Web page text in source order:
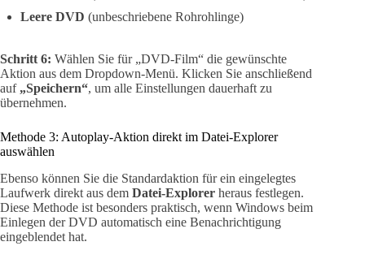
Leere DVD (unbeschriebene Rohrohlinge)
Schritt 6: Wählen Sie für „DVD-Film“ die gewünschte
Aktion aus dem Dropdown-Menü. Klicken Sie anschließend
auf „Speichern“, um alle Einstellungen dauerhaft zu
übernehmen.
Methode 3: Autoplay-Aktion direkt im Datei-Explorer
auswählen
Ebenso können Sie die Standardaktion für ein eingelegtes
Laufwerk direkt aus dem Datei-Explorer heraus festlegen.
Diese Methode ist besonders praktisch, wenn Windows beim
Einlegen der DVD automatisch eine Benachrichtigung
eingeblendet hat.